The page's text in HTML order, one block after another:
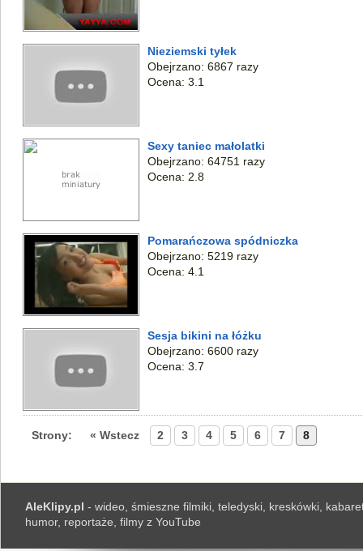
Nieziemski tyłek
Obejrzano: 6867 razy
Ocena: 3.1
Sexy taniec małolatki
Obejrzano: 64751 razy
Ocena: 2.8
Pomarańczowa spódniczka
Obejrzano: 5219 razy
Ocena: 4.1
Sesja bikini na łóżku
Obejrzano: 6600 razy
Ocena: 3.7
Strony: « Wstecz 2 3 4 5 6 7 8
AleKlipy.pl - wideo, śmieszne filmiki, teledyski, kreskówki,
humor, reportaże, filmy z YouTube